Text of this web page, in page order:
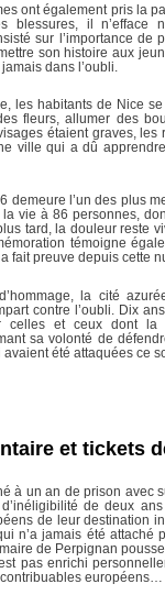
ont également pris la
blessures, il n’efface
sur l’importance de
son histoire aux
dans l’oubli.
les habitants de Nice
fleurs, allumer des
étaient graves, les
ville qui a dû
demeure l’un des plus
vie à 86 personnes,
tard, la douleur reste
témoigne
fait preuve depuis cette
la cité
contre l’oubli. Dix
celles et ceux dont
sa volonté de
été attaquées ce
et tickets
à un an de prison avec
de deux
de leur destination
n’a jamais été attaché
de Perpignan
pas enrichi
européens…